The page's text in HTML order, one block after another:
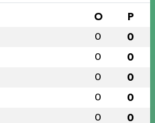
O P
0 0
0 0
0 0
0 0
0 0